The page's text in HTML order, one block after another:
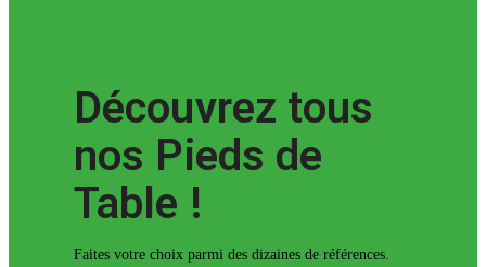
Découvrez tous
nos Pieds de
Table !
Faites votre choix parmi des dizaines de références.